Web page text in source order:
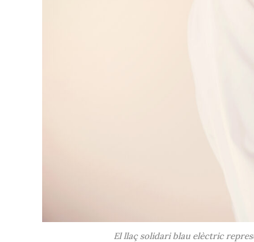
El llaç solidari blau elèctric